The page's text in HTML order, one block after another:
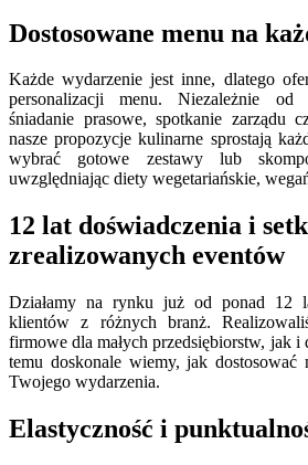
Dostosowane menu na
Każde wydarzenie jest inne, dlatego
personalizacji menu. Niezależnie od
śniadanie prasowe, spotkanie zarządu
nasze propozycje kulinarne sprostają
wybrać gotowe zestawy lub
uwzględniając diety wegetariańskie,
12 lat doświadczenia i
zrealizowanych eventów
Działamy na rynku już od ponad 12
klientów z różnych branż.
firmowe dla małych przedsiębiorstw, jak
temu doskonale wiemy, jak dostosować
Twojego wydarzenia.
Elastyczność i